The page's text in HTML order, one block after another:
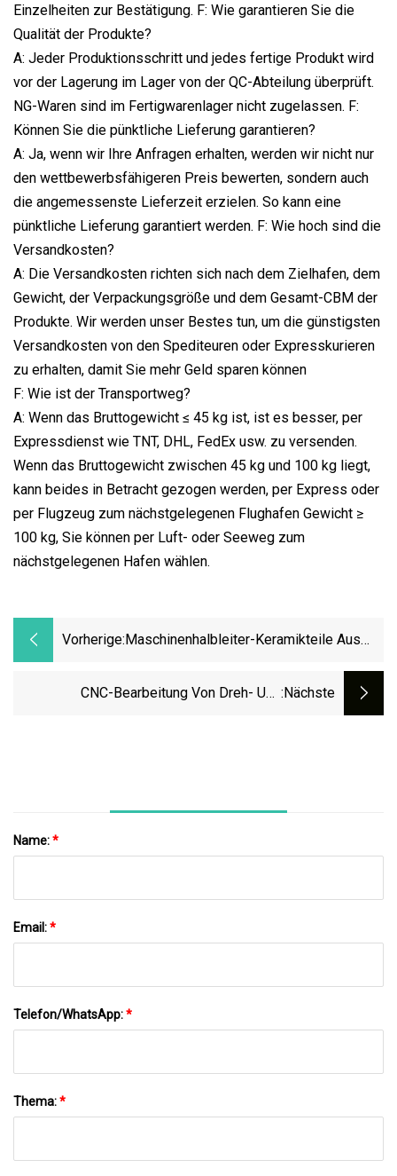
Einzelheiten zur Bestätigung. F: Wie garantieren Sie die
Qualität der Produkte?
A: Jeder Produktionsschritt und jedes fertige Produkt wird
vor der Lagerung im Lager von der QC-Abteilung überprüft.
NG-Waren sind im Fertigwarenlager nicht zugelassen. F:
Können Sie die pünktliche Lieferung garantieren?
A: Ja, wenn wir Ihre Anfragen erhalten, werden wir nicht nur
den wettbewerbsfähigeren Preis bewerten, sondern auch
die angemessenste Lieferzeit erzielen. So kann eine
pünktliche Lieferung garantiert werden. F: Wie hoch sind die
Versandkosten?
A: Die Versandkosten richten sich nach dem Zielhafen, dem
Gewicht, der Verpackungsgröße und dem Gesamt-CBM der
Produkte. Wir werden unser Bestes tun, um die günstigsten
Versandkosten von den Spediteuren oder Expresskurieren
zu erhalten, damit Sie mehr Geld sparen können
F: Wie ist der Transportweg?
A: Wenn das Bruttogewicht ≤ 45 kg ist, ist es besser, per
Expressdienst wie TNT, DHL, FedEx usw. zu versenden.
Wenn das Bruttogewicht zwischen 45 kg und 100 kg liegt,
kann beides in Betracht gezogen werden, per Express oder
per Flugzeug zum nächstgelegenen Flughafen Gewicht ≥
100 kg, Sie können per Luft- oder Seeweg zum
nächstgelegenen Hafen wählen.
Vorherige:Maschinenhalbleiter-Keramikteile Aus
CNC-Bearbeitung Von Dreh- Und :nächste
Name:*
Email:*
Telefon/WhatsApp:*
Thema:*